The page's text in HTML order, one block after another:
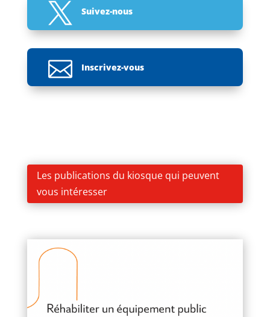
 Suivez-nous
 Inscrivez-vous
Les publications du kiosque qui peuvent
vous intéresser